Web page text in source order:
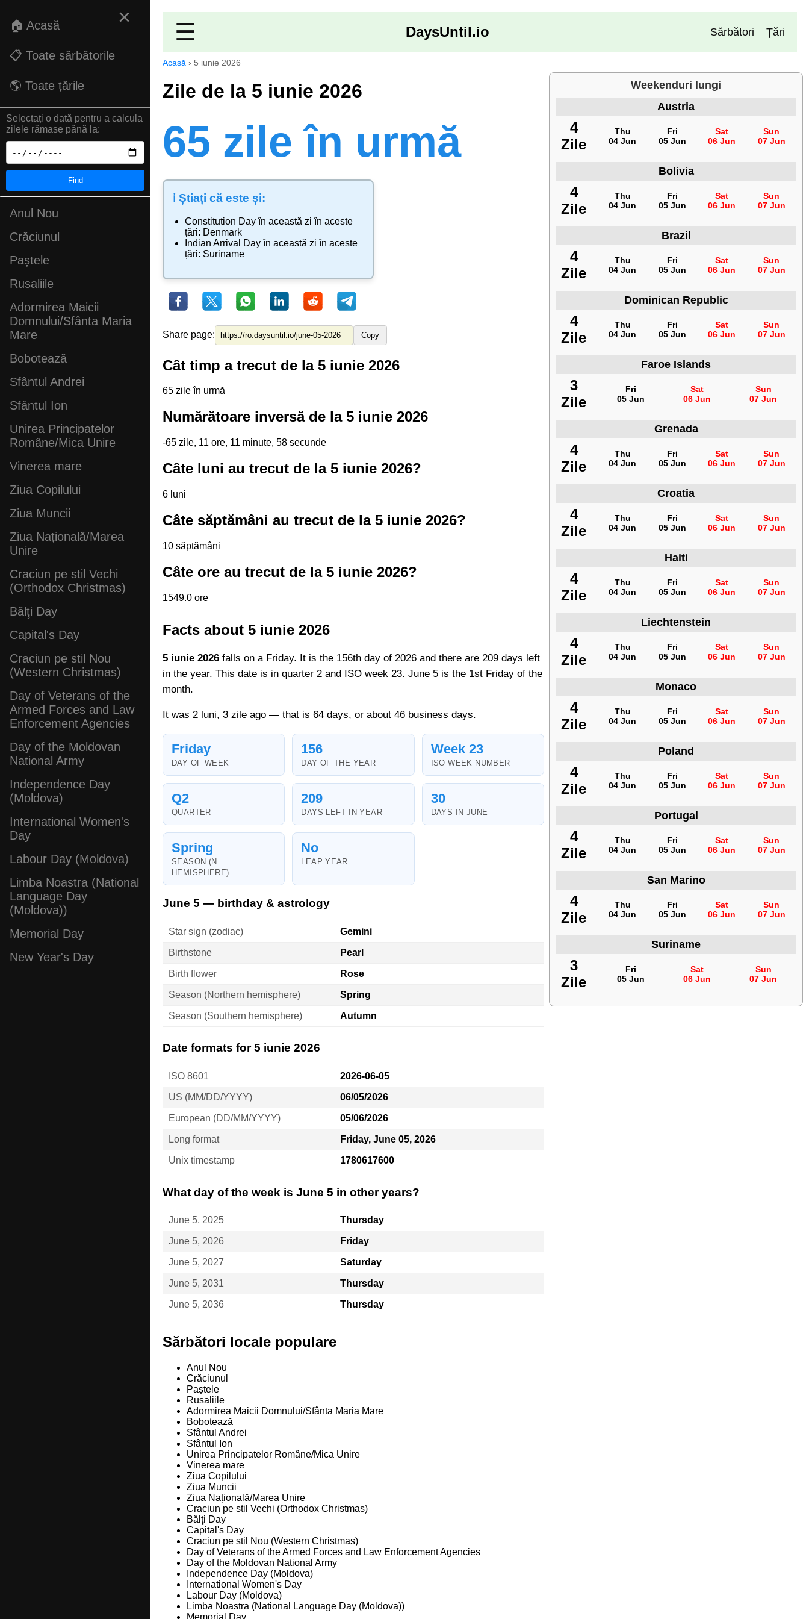
×
🏠 Acasă
📋 Toate sărbătorile
🌎 Toate țările
Selectați o dată pentru a calcula
zilele rămase până la:
Find
Anul Nou
Crăciunul
Paștele
Rusaliile
Adormirea Maicii
Domnului/Sfânta Maria
Mare
Bobotează
Sfântul Andrei
Sfântul Ion
Unirea Principatelor
Române/Mica Unire
Vinerea mare
Ziua Copilului
Ziua Muncii
Ziua Națională/Marea
Unire
Craciun pe stil Vechi
(Orthodox Christmas)
Bălţi Day
Capital's Day
Craciun pe stil Nou
(Western Christmas)
Day of Veterans of the
Armed Forces and Law
Enforcement Agencies
Day of the Moldovan
National Army
Independence Day
(Moldova)
International Women's
Day
Labour Day (Moldova)
Limba Noastra (National
Language Day
(Moldova))
Memorial Day
New Year's Day
☰ DaysUntil.io Sărbători Țări
Acasă › 5 iunie 2026
Zile de la 5 iunie 2026
65 zile în urmă
ℹ️ Știați că este și:
Constitution Dayîn această zi în aceste
țări: Denmark
Indian Arrival Dayîn această zi în aceste
țări: Suriname
Share page: Copy
Cât timp a trecut de la 5 iunie 2026
65 zile în urmă
Numărătoare inversă de la 5 iunie 2026
-65 zile, 11 ore, 11 minute, 58 secunde
Câte luni au trecut de la 5 iunie 2026?
6 luni
Câte săptămâni au trecut de la 5 iunie 2026?
10 săptămâni
Câte ore au trecut de la 5 iunie 2026?
1549.0 ore
Facts about 5 iunie 2026
5 iunie 2026 falls on a Friday. It is the 156th day of 2026 and there are 209 days left
in the year. This date is in quarter 2 and ISO week 23. June 5 is the 1st Friday of the
month.
It was 2 luni, 3 zile ago — that is 64 days, or about 46 business days.
Friday
DAY OF WEEK
156
DAY OF THE YEAR
Week 23
ISO WEEK NUMBER
Q2
QUARTER
209
DAYS LEFT IN YEAR
30
DAYS IN JUNE
Spring
SEASON (N.
HEMISPHERE)
No
LEAP YEAR
June 5 — birthday & astrology
Star sign (zodiac) Gemini
Birthstone Pearl
Birth flower Rose
Season (Northern hemisphere) Spring
Season (Southern hemisphere) Autumn
Date formats for 5 iunie 2026
ISO 8601 2026-06-05
US (MM/DD/YYYY) 06/05/2026
European (DD/MM/YYYY) 05/06/2026
Long format Friday, June 05, 2026
Unix timestamp 1780617600
What day of the week is June 5 in other years?
June 5, 2025 Thursday
June 5, 2026 Friday
June 5, 2027 Saturday
June 5, 2031 Thursday
June 5, 2036 Thursday
Weekenduri lungi
Austria
4
Zile
Thu
04 Jun
Fri
05 Jun
Sat
06 Jun
Sun
07 Jun
Bolivia
4
Zile
Thu
04 Jun
Fri
05 Jun
Sat
06 Jun
Sun
07 Jun
Brazil
4
Zile
Thu
04 Jun
Fri
05 Jun
Sat
06 Jun
Sun
07 Jun
Dominican Republic
4
Zile
Thu
04 Jun
Fri
05 Jun
Sat
06 Jun
Sun
07 Jun
Faroe Islands
3
Zile
Fri
05 Jun
Sat
06 Jun
Sun
07 Jun
Grenada
4
Zile
Thu
04 Jun
Fri
05 Jun
Sat
06 Jun
Sun
07 Jun
Croatia
4
Zile
Thu
04 Jun
Fri
05 Jun
Sat
06 Jun
Sun
07 Jun
Haiti
4
Zile
Thu
04 Jun
Fri
05 Jun
Sat
06 Jun
Sun
07 Jun
Liechtenstein
4
Zile
Thu
04 Jun
Fri
05 Jun
Sat
06 Jun
Sun
07 Jun
Monaco
4
Zile
Thu
04 Jun
Fri
05 Jun
Sat
06 Jun
Sun
07 Jun
Poland
4
Zile
Thu
04 Jun
Fri
05 Jun
Sat
06 Jun
Sun
07 Jun
Portugal
4
Zile
Thu
04 Jun
Fri
05 Jun
Sat
06 Jun
Sun
07 Jun
San Marino
4
Zile
Thu
04 Jun
Fri
05 Jun
Sat
06 Jun
Sun
07 Jun
Suriname
3
Zile
Fri
05 Jun
Sat
06 Jun
Sun
07 Jun
Sărbători locale populare
Anul Nou
Crăciunul
Paștele
Rusaliile
Adormirea Maicii Domnului/Sfânta Maria Mare
Bobotează
Sfântul Andrei
Sfântul Ion
Unirea Principatelor Române/Mica Unire
Vinerea mare
Ziua Copilului
Ziua Muncii
Ziua Națională/Marea Unire
Craciun pe stil Vechi (Orthodox Christmas)
Bălţi Day
Capital's Day
Craciun pe stil Nou (Western Christmas)
Day of Veterans of the Armed Forces and Law Enforcement Agencies
Day of the Moldovan National Army
Independence Day (Moldova)
International Women's Day
Labour Day (Moldova)
Limba Noastra (National Language Day (Moldova))